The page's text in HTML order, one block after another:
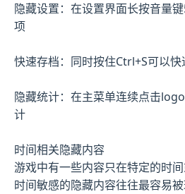
隐藏设置：在设置界面长按音量
项
快速存档：同时按住Ctrl+S可以
隐藏统计：在主菜单连续点击
计
时间相关隐藏内容
游戏中有一些内容只在特定的时
时间敏感的隐藏内容往往最容易被